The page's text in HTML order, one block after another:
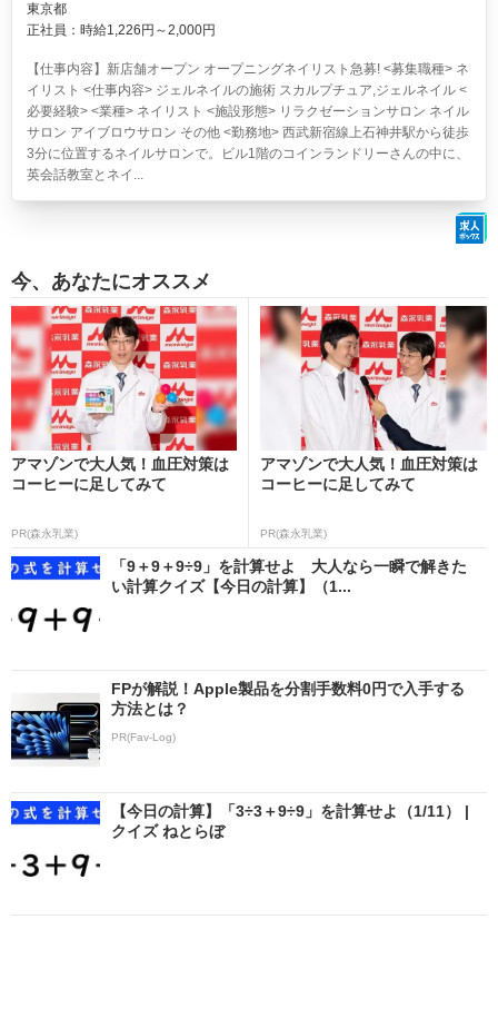
東京都
正社員：時給1,226円～2,000円
【仕事内容】新店舗オープン オープニングネイリスト急募! <募集職種> ネ
イリスト <仕事内容> ジェルネイルの施術 スカルプチュア,ジェルネイル <
必要経験> <業種> ネイリスト <施設形態> リラクゼーションサロン ネイル
サロン アイブロウサロン その他 <勤務地> 西武新宿線上石神井駅から徒歩
3分に位置するネイルサロンで。ビル1階のコインランドリーさんの中に、
英会話教室とネイ...
今、あなたにオススメ
アマゾンで大人気！血圧対策は
コーヒーに足してみて
PR(森永乳業)
アマゾンで大人気！血圧対策は
コーヒーに足してみて
PR(森永乳業)
「9＋9＋9÷9」を計算せよ 大人なら一瞬で解きた
い計算クイズ【今日の計算】（1...
FPが解説！Apple製品を分割手数料0円で入手する
方法とは？
PR(Fav-Log)
【今日の計算】「3÷3＋9÷9」を計算せよ（1/11） |
クイズ ねとらぼ